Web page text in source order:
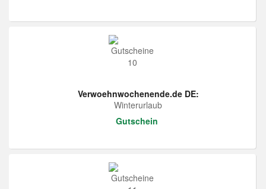
Verwoehnwochenende.de DE:
Winterurlaub
Gutschein